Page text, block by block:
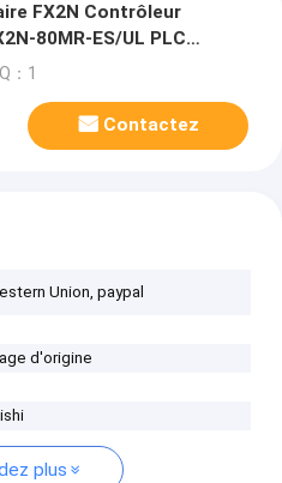
FX2N Contrôleur
80MR-ES/UL PLC
prix et quantité
：1
Contactez
Union, paypal
d'origine
plus